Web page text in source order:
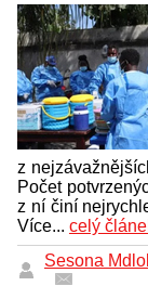
z
Počet
z ní činí
Více... celý
Sesona